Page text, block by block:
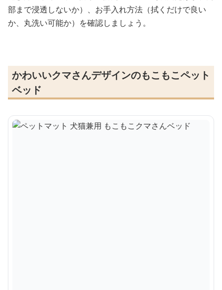
部まで浸透しないか）、お手入れ方法（拭くだけで良い
か、丸洗い可能か）を確認しましょう。
かわいいクマさんデザインのもこもこペット
ベッド